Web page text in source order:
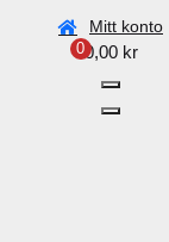
kan ta någotMitt konto
00,00 kr
för Falsade